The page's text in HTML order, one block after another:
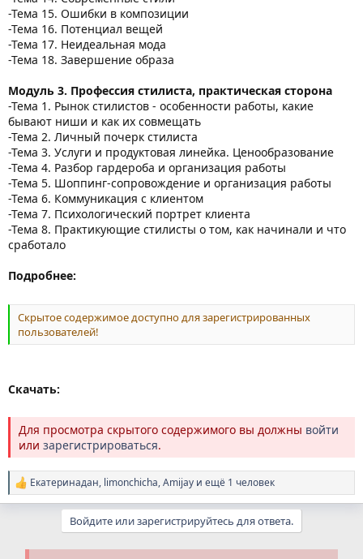
-Тема 15. Ошибки в композиции
-Тема 16. Потенциал вещей
-Тема 17. Неидеальная мода
-Тема 18. Завершение образа
Модуль 3. Профессия стилиста, практическая сторона
-Тема 1. Рынок стилистов - особенности работы, какие
бывают ниши и как их совмещать
-Тема 2. Личный почерк стилиста
-Тема 3. Услуги и продуктовая линейка. Ценообразование
-Тема 4. Разбор гардероба и организация работы
-Тема 5. Шоппинг-сопровождение и организация работы
-Тема 6. Коммуникация с клиентом
-Тема 7. Психологический портрет клиента
-Тема 8. Практикующие стилисты о том, как начинали и что
сработало
Подробнее:
Скрытое содержимое доступно для зарегистрированных
пользователей!
Скачать:
Для просмотра скрытого содержимого вы должны войти
или зарегистрироваться.
Р
е
Екатеринадан, limonchicha,Amijay и ещё 1 человек
Войдите или зарегистрируйтесь для ответа.